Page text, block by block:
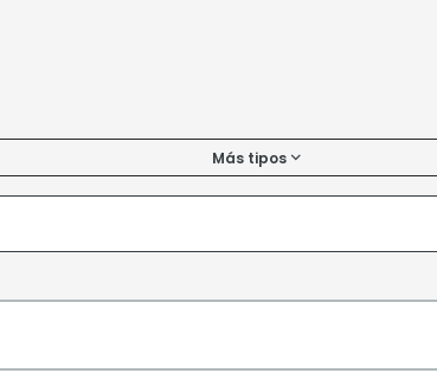
Más tipos